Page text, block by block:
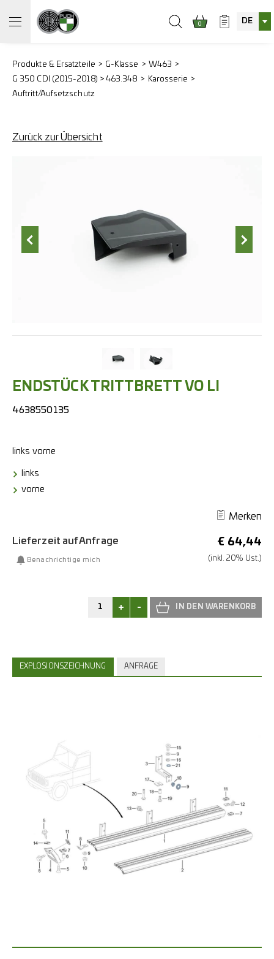
0 DE
Produkte & Ersatzteile G-Klasse
W463
G 350 CDI (2015-2018) > 463.348
Karosserie
Auftritt/Aufsetzschutz
Zurück zur Übersicht
ENDSTÜCK TRITTBRETT VO LI
4638550135
links vorne
links
vorne
Merken
€ 64,44
(inkl. 20% Ust.)
Lieferzeit auf Anfrage
Benachrichtige mich
+ -
EXPLOSIONSZEICHNUNG ANFRAGE